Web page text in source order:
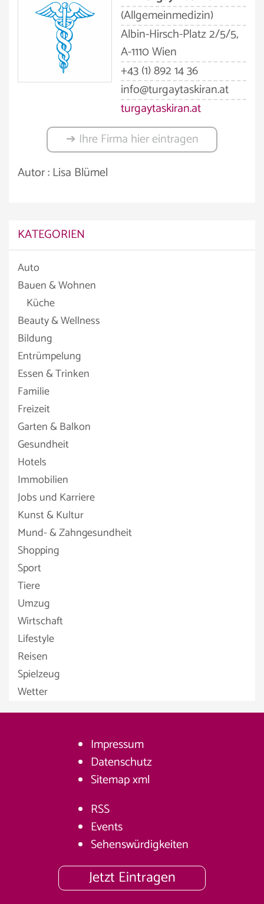
(Allgemeinmedizin)
Albin-Hirsch-Platz 2/5/5,
A-1110 Wien
+43 (1) 892 14 36
info@turgaytaskiran.at
turgaytaskiran.at
➔ Ihre Firma hier eintragen
Autor : Lisa Blümel
KATEGORIEN
Auto
Bauen & Wohnen
Küche
Beauty & Wellness
Bildung
Entrümpelung
Essen & Trinken
Familie
Freizeit
Garten & Balkon
Gesundheit
Hotels
Immobilien
Jobs und Karriere
Kunst & Kultur
Mund- & Zahngesundheit
Shopping
Sport
Tiere
Umzug
Wirtschaft
Lifestyle
Reisen
Spielzeug
Wetter
Impressum
Datenschutz
Sitemapxml
RSS
Events
Sehenswürdigkeiten
Jetzt Eintragen